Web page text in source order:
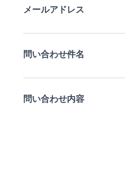
メールアドレス
問い合わせ件名
問い合わせ内容